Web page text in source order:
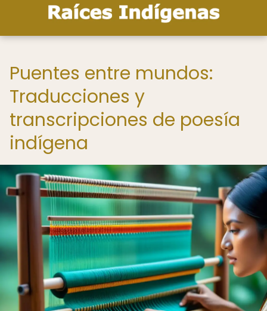
Puentes entre mundos:
Traducciones y
transcripciones de poesía
indígena